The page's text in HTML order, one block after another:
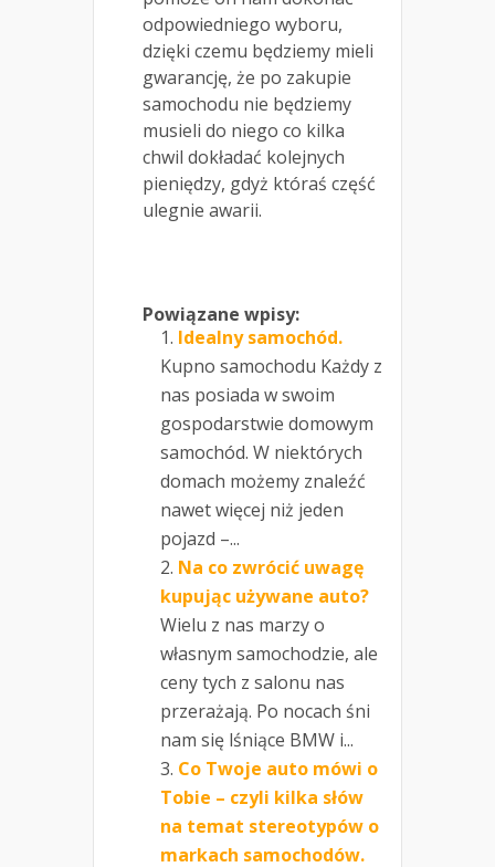
odpowiedniego wyboru,
dzięki czemu będziemy mieli
gwarancję, że po zakupie
samochodu nie będziemy
musieli do niego co kilka
chwil dokładać kolejnych
pieniędzy, gdyż któraś część
ulegnie awarii.
Powiązane wpisy:
Idealny samochód.
Kupno samochodu Każdy z
nas posiada w swoim
gospodarstwie domowym
samochód. W niektórych
domach możemy znaleźć
nawet więcej niż jeden
pojazd –...
Na co zwrócić uwagę
kupując używane auto?
Wielu z nas marzy o
własnym samochodzie, ale
ceny tych z salonu nas
przerażają. Po nocach śni
nam się lśniące BMW i...
Co Twoje auto mówi o
Tobie – czyli kilka słów
na temat stereotypów o
markach samochodów.